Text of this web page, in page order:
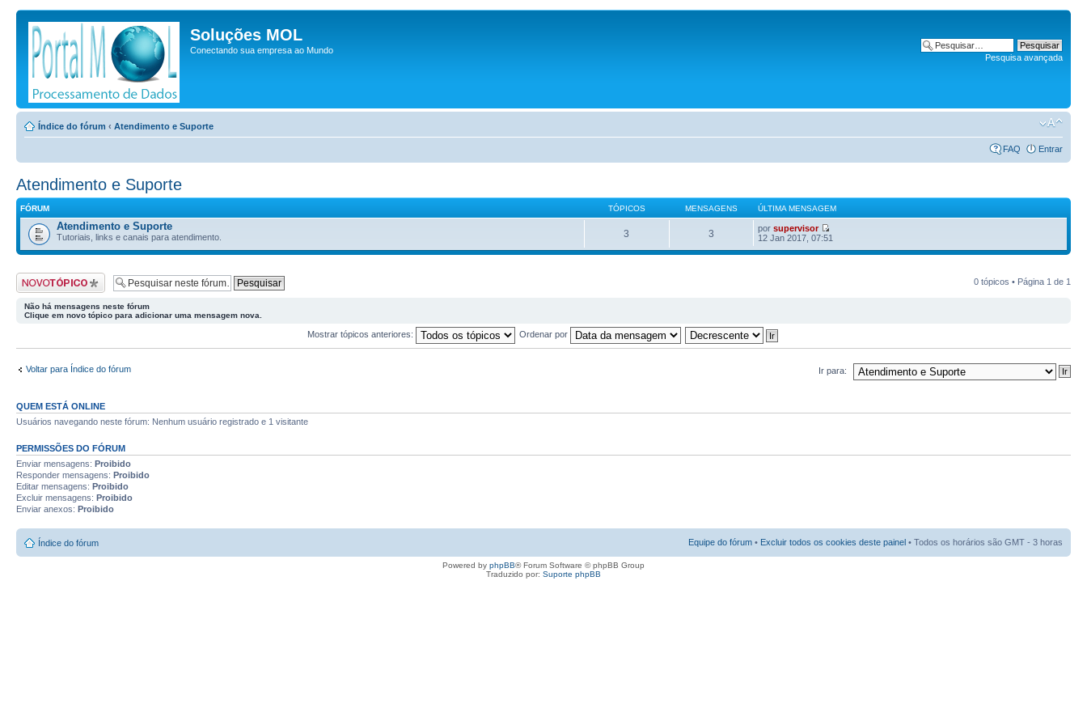
Soluções MOL
Conectando sua empresa ao Mundo
Pesquisa avançada
Índice do fórum ‹ Atendimento e Suporte
FAQ Entrar
Atendimento e Suporte
FÓRUM TÓPICOS MENSAGENS ÚLTIMA MENSAGEM
Atendimento e Suporte
Tutoriais, links e canais para atendimento. 3 3 porsupervisor
12 Jan 2017, 07:51
Criar um novo tópico 0 tópicos • Página 1 de 1
Não há mensagens neste fórum
Clique em novo tópico para adicionar uma mensagem nova.
Mostrar tópicos anteriores: Ordenar por
Voltar para Índice do fórum Ir para:
QUEM ESTÁ ONLINE
Usuários navegando neste fórum: Nenhum usuário registrado e 1 visitante
PERMISSÕES DO FÓRUM
Enviar mensagens: Proibido
Responder mensagens: Proibido
Editar mensagens: Proibido
Excluir mensagens: Proibido
Enviar anexos: Proibido
Índice do fórum Equipe do fórum • Excluir todos os cookies deste painel • Todos os horários são GMT - 3 horas
Powered by phpBB® Forum Software © phpBB Group
Traduzido por: Suporte phpBB